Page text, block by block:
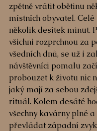
zpětně vrátit obětinu
místních obyvatel.
několik desítek minut.
všichni rozprchnou za
všedních dnů, se už i
návštěvníci pomalu
probouzet k životu nic
jaký mají za sebou
rituál. Kolem desáté
všechny kavárny plné a
převládat západní